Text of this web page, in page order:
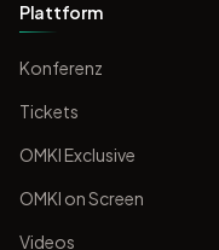
Plattform
Konferenz
Tickets
OMKI Exclusive
OMKI on Screen
Videos